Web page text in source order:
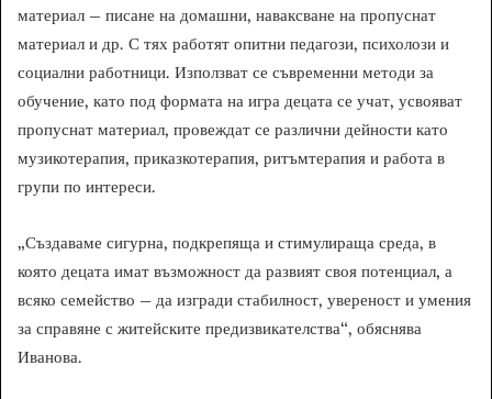
материал – писане на домашни, наваксване на пропуснат
материал и др. С тях работят опитни педагози, психолози и
социални работници. Използват се съвременни методи за
обучение, като под формата на игра децата се учат, усвояват
пропуснат материал, провеждат се различни дейности като
музикотерапия, приказкотерапия, ритъмтерапия и работа в
групи по интереси.
„Създаваме сигурна, подкрепяща и стимулираща среда, в
която децата имат възможност да развият своя потенциал, а
всяко семейство – да изгради стабилност, увереност и умения
за справяне с житейските предизвикателства“, обяснява
Иванова.